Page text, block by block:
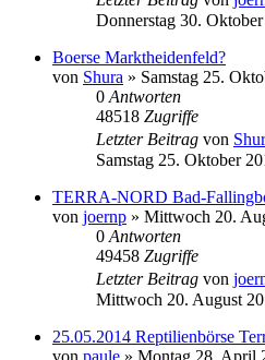
Donnerstag 30.
Boerse Marktheidenfeld?
von Shura » Samstag 25.
0 Antworten
48518 Zugriffe
Letzter Beitrag von
Samstag 25. Oktober
TERRA-NORD Bad-
von joernp » Mittwoch 20.
0 Antworten
49458 Zugriffe
Letzter Beitrag von
Mittwoch 20. August
25.05.2014 Reptilienbörse
von paule » Montag 28. April